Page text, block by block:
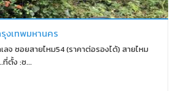
งเทพมหานคร
จ ซอยสายไหม54 (ราคาต่อรองได้) สายไหม
ที่ตั้ง :ซ...